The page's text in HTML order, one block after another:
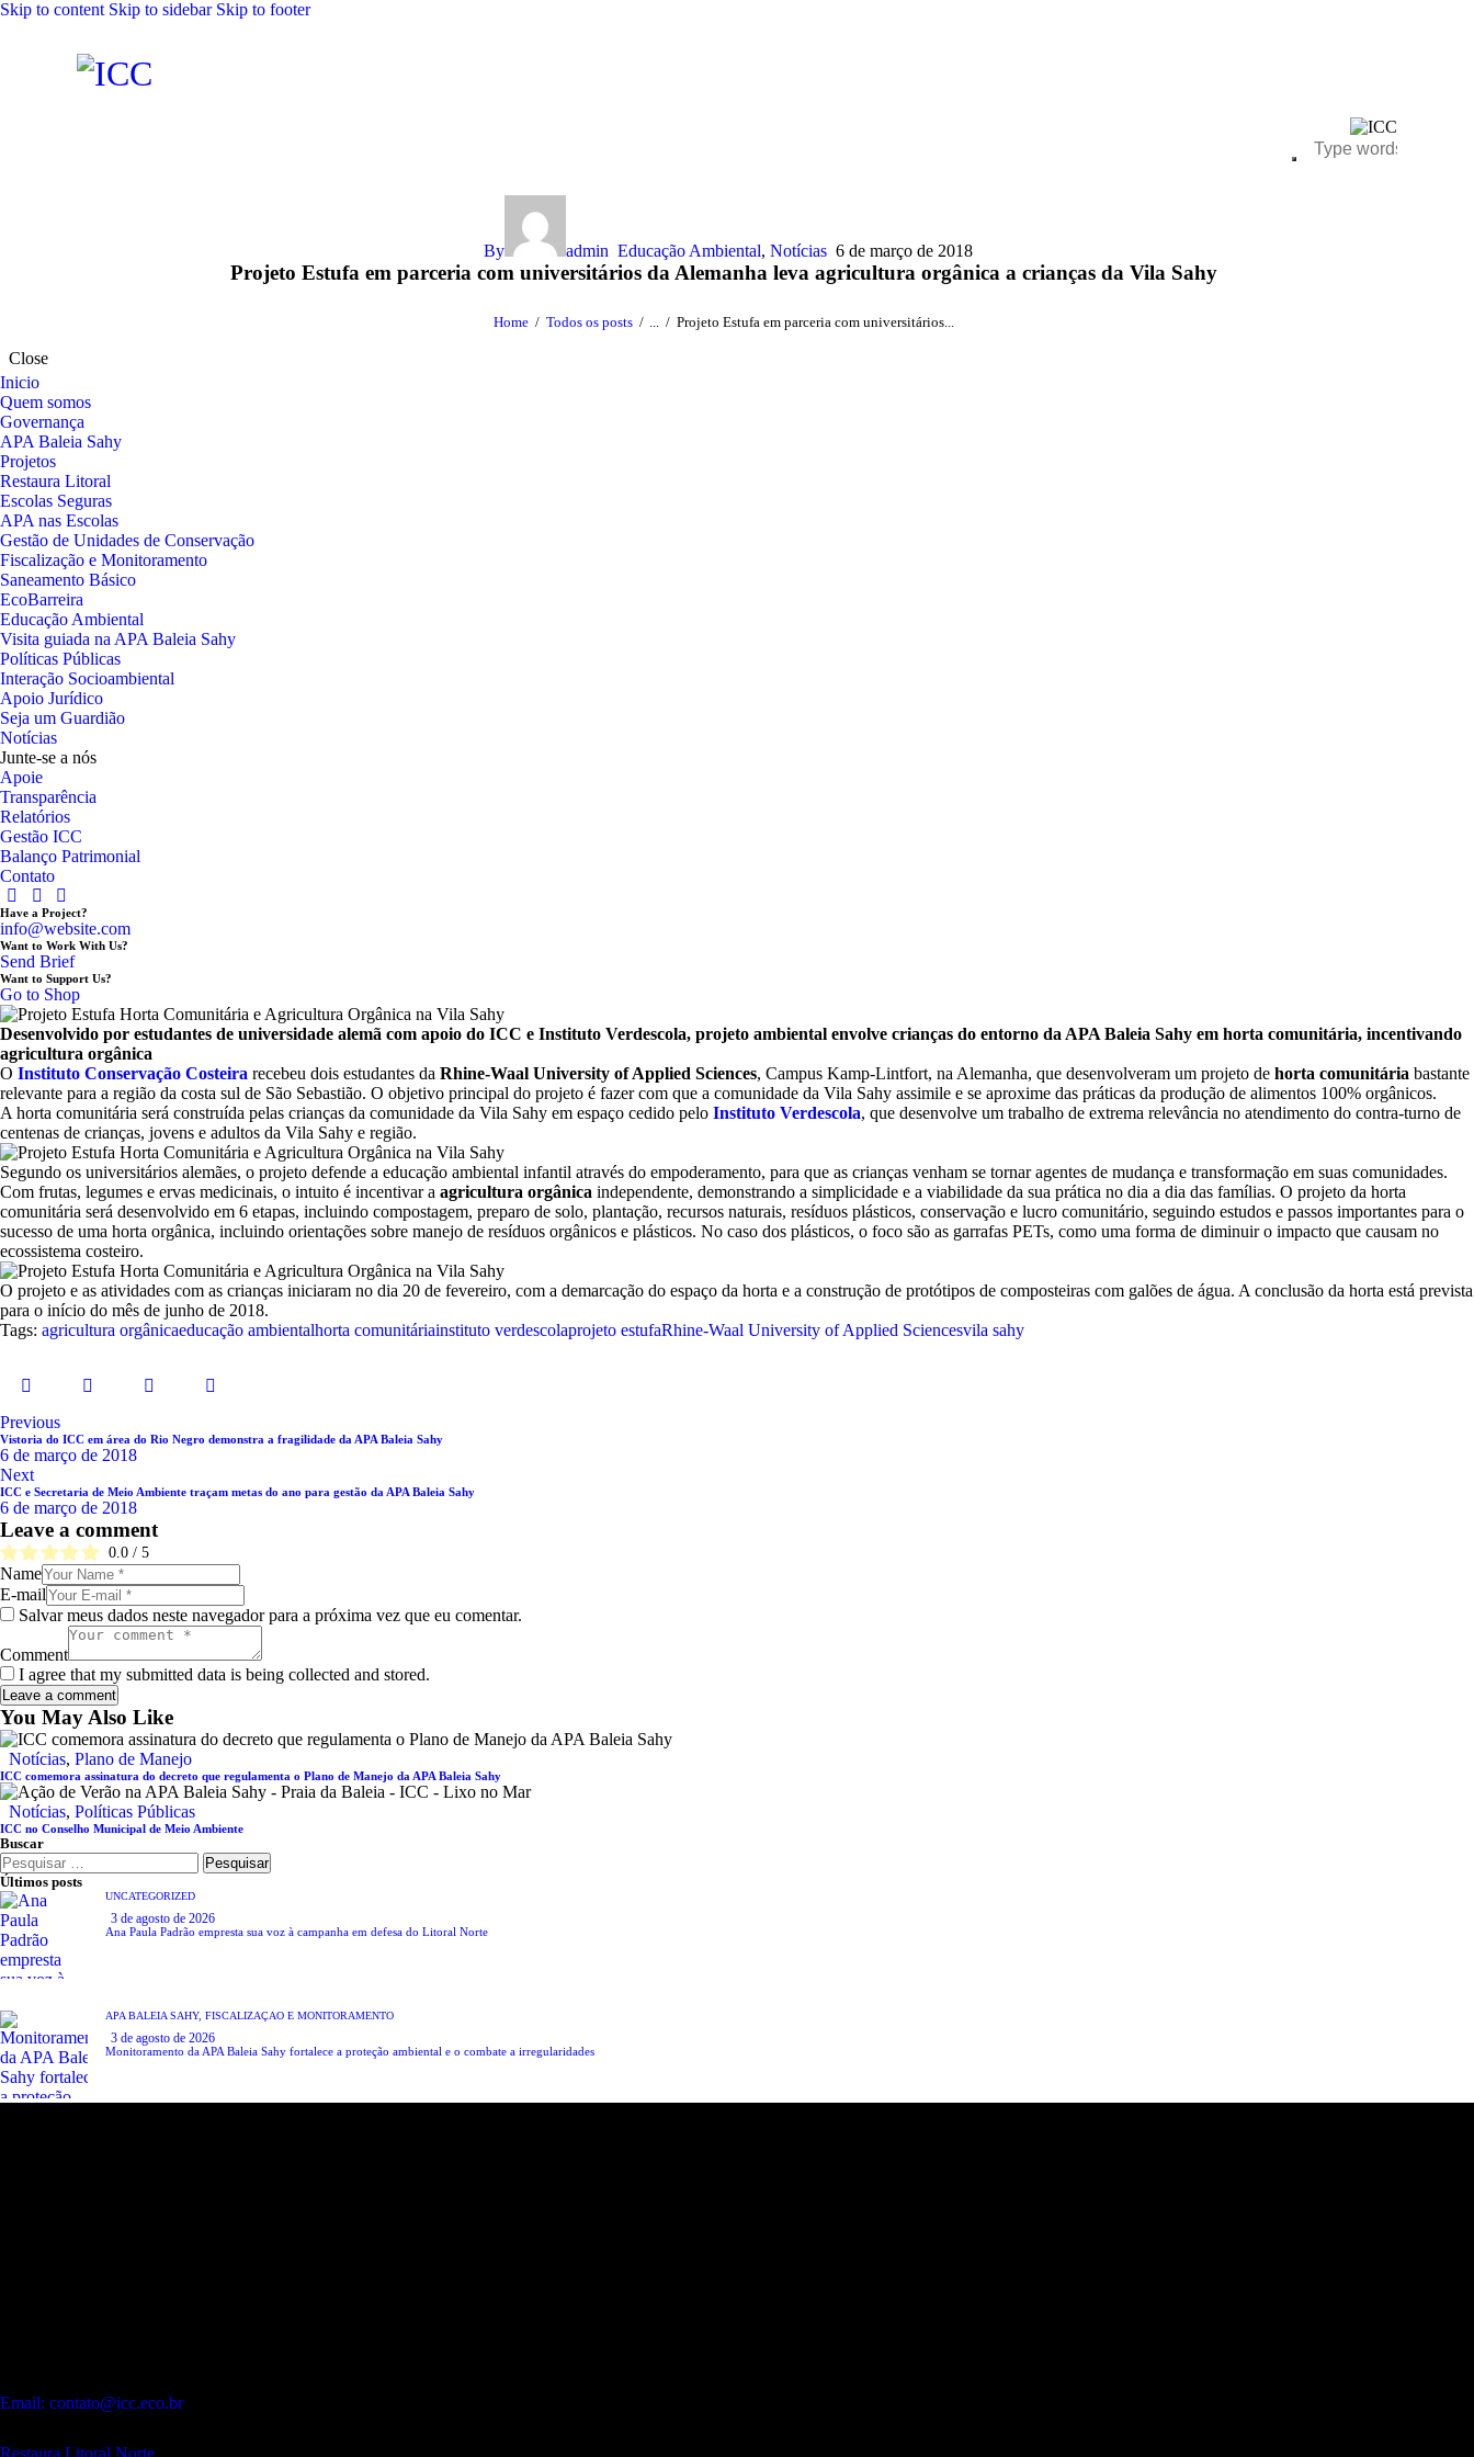
Skip to content Skip to sidebar Skip to footer
By admin Educação Ambiental, Notícias 6 de março de 2018
Projeto Estufa em parceria com universitários da Alemanha leva agricultura orgânica a crianças da Vila Sahy
Home Todos os posts ... Projeto Estufa em parceria com universitários...
Close
Inicio
Quem somos
Governança
APA Baleia Sahy
Projetos
Restaura Litoral
Escolas Seguras
APA nas Escolas
Gestão de Unidades de Conservação
Fiscalização e Monitoramento
Saneamento Básico
EcoBarreira
Educação Ambiental
Visita guiada na APA Baleia Sahy
Políticas Públicas
Interação Socioambiental
Apoio Jurídico
Seja um Guardião
Notícias
Junte-se a nós
Apoie
Transparência
Relatórios
Gestão ICC
Balanço Patrimonial
Contato
Have a Project?
info@website.com
Want to Work With Us?
Send Brief
Want to Support Us?
Go to Shop
Desenvolvido por estudantes de universidade alemã com apoio do ICC e Instituto Verdescola, projeto ambiental envolve crianças do entorno da APA Baleia Sahy em horta comunitária, incentivando
agricultura orgânica
O Instituto Conservação Costeira recebeu dois estudantes da Rhine-Waal University of Applied Sciences, Campus Kamp-Lintfort, na Alemanha, que desenvolveram um projeto de horta comunitária bastante
relevante para a região da costa sul de São Sebastião. O objetivo principal do projeto é fazer com que a comunidade da Vila Sahy assimile e se aproxime das práticas da produção de alimentos 100% orgânicos.
A horta comunitária será construída pelas crianças da comunidade da Vila Sahy em espaço cedido pelo Instituto Verdescola, que desenvolve um trabalho de extrema relevância no atendimento do contra-turno de
centenas de crianças, jovens e adultos da Vila Sahy e região.
Segundo os universitários alemães, o projeto defende a educação ambiental infantil através do empoderamento, para que as crianças venham se tornar agentes de mudança e transformação em suas comunidades.
Com frutas, legumes e ervas medicinais, o intuito é incentivar a agricultura orgânica independente, demonstrando a simplicidade e a viabilidade da sua prática no dia a dia das famílias. O projeto da horta
comunitária será desenvolvido em 6 etapas, incluindo compostagem, preparo de solo, plantação, recursos naturais, resíduos plásticos, conservação e lucro comunitário, seguindo estudos e passos importantes para o
sucesso de uma horta orgânica, incluindo orientações sobre manejo de resíduos orgânicos e plásticos. No caso dos plásticos, o foco são as garrafas PETs, como uma forma de diminuir o impacto que causam no
ecossistema costeiro.
O projeto e as atividades com as crianças iniciaram no dia 20 de fevereiro, com a demarcação do espaço da horta e a construção de protótipos de composteiras com galões de água. A conclusão da horta está prevista
para o início do mês de junho de 2018.
Tags: agricultura orgânicaeducação ambientalhorta comunitáriainstituto verdescolaprojeto estufaRhine-Waal University of Applied Sciencesvila sahy
Navegação
de
Post
Previous
Vistoria do ICC em área do Rio Negro demonstra a fragilidade da APA Baleia Sahy
6 de março de 2018
Next
ICC e Secretaria de Meio Ambiente traçam metas do ano para gestão da APA Baleia Sahy
6 de março de 2018
Leave a comment
0.0 / 5
Name
E-mail
Salvar meus dados neste navegador para a próxima vez que eu comentar.
Comment
I agree that my submitted data is being collected and stored.
You May Also Like
Notícias, Plano de Manejo
ICC comemora assinatura do decreto que regulamenta o Plano de Manejo da APA Baleia Sahy
Notícias, Políticas Públicas
ICC no Conselho Municipal de Meio Ambiente
Buscar
Pesquisar
por:
Últimos posts
UNCATEGORIZED
3 de agosto de 2026
Ana Paula Padrão empresta sua voz à campanha em defesa do Litoral Norte
APA BALEIA SAHY, FISCALIZAÇÃO E MONITORAMENTO
3 de agosto de 2026
Monitoramento da APA Baleia Sahy fortalece a proteção ambiental e o combate a irregularidades
Email: contato@icc.eco.br
Restaura Litoral Norte